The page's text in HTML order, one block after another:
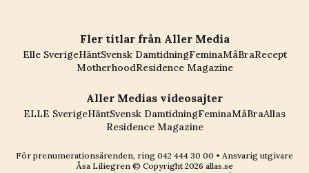
Fler titlar från Aller Media
Elle SverigeHäntSvensk DamtidningFeminaMåBraRecept
MotherhoodResidence Magazine
Aller Medias videosajter
ELLE SverigeHäntSvensk DamtidningFeminaMåBraAllas
Residence Magazine
För prenumerationsärenden, ring 042 444 30 00 • Ansvarig utgivare
Åsa Liliegren © Copyright2026 allas.se